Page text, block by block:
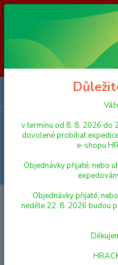
Vážení zákazníci, v termínu
důvodu čerpání dovolené
provoz e-shopu
uhrazené do čtvrtka 6. 8.
Objednávky přijaté, nebo
2026 budou postupně
pochopení
RC MODELY
Mikro
plná funkce na baterie se světlem
Mikro Trading
policie 14cm
v termínu od 8. 8. 2026 do
dovolené probíhat
e-shopu
Objednávky přijaté, nebo
Objednávky přijaté,
neděle 22. 8. 2026 budou